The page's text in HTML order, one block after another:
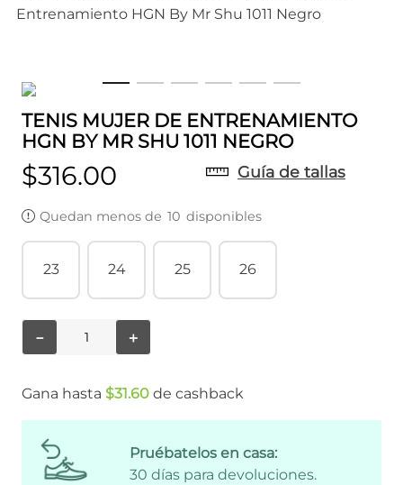
Entrenamiento HGN By Mr Shu 1011 Negro
TENIS MUJER DE ENTRENAMIENTO
HGN BY MR SHU 1011 NEGRO
$316.00 Guía de tallas
Quedan menos de 10 disponibles
23 24 25 26
＋
－
Gana hasta $31.60 de cashback
Pruébatelos en casa:
30 días para devoluciones.